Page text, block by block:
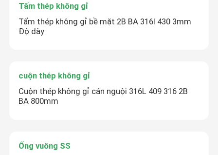
Tấm thép không gỉ
Tấm thép không gỉ bề mặt 2B BA 316l 430 3mm
Độ dày
cuộn thép không gỉ
Cuộn thép không gỉ cán nguội 316L 409 316 2B
BA 800mm
Ống vuông SS